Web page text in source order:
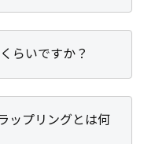
らいですか？
ップリングとは何